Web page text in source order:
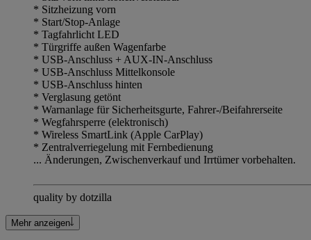
* Sitzheizung vorn
* Start/Stop-Anlage
* Tagfahrlicht LED
* Türgriffe außen Wagenfarbe
* USB-Anschluss + AUX-IN-Anschluss
* USB-Anschluss Mittelkonsole
* USB-Anschluss hinten
* Verglasung getönt
* Warnanlage für Sicherheitsgurte, Fahrer-/Beifahrerseite
* Wegfahrsperre (elektronisch)
* Wireless SmartLink (Apple CarPlay)
* Zentralverriegelung mit Fernbedienung
... Änderungen, Zwischenverkauf und Irrtümer vorbehalten.
quality by dotzilla
Mehr anzeigen